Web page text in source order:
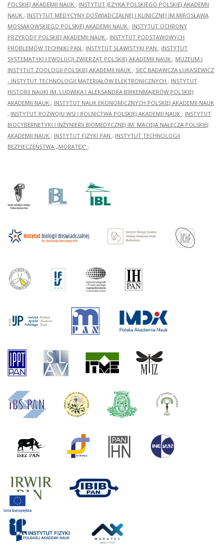
POLSKIEJ AKADEMII NAUK ; INSTYTUT JĘZYKA POLSKIEGO POLSKIEJ AKADEMII
NAUK ; INSTYTUT MEDYCYNY DOŚWIADCZALNEJ I KLINICZNEJ IM.MIROSŁAWA
MOSSAKOWSKIEGO POLSKIEJ AKADEMII NAUK ; INSTYTUT OCHRONY
PRZYRODY POLSKIEJ AKADEMII NAUK ; INSTYTUT PODSTAWOWYCH
PROBLEMÓW TECHNIKI PAN ; INSTYTUT SLAWISTYKI PAN ; INSTYTUT
SYSTEMATYKI I EWOLUCJI ZWIERZĄT POLSKIEJ AKADEMII NAUK ; MUZEUM I
INSTYTUT ZOOLOGII POLSKIEJ AKADEMII NAUK ; SIEĆ BADAWCZA ŁUKASIEWICZ
- INSTYTUT TECHNOLOGII MATERIAŁÓW ELEKTRONICZNYCH ; INSTYTUT
HISTORII NAUKI IM. LUDWIKA I ALEKSANDRA BIRKENMAJERÓW POLSKIEJ
AKADEMII NAUK ; INSTYTUT NAUK EKONOMICZNYCH POLSKIEJ AKADEMII NAUK
; INSTYTUT ROZWOJU WSI I ROLNICTWA POLSKIEJ AKADEMII NAUK ; INSTYTUT
BIOCYBERNETYKI I INŻYNIERII BIOMEDYCZNEJ IM. MACIEJA NAŁĘCZA POLSKIEJ
AKADEMII NAUK ; INSTYTUT FIZYKI PAN ; INSTYTUT TECHNOLOGII
BEZPIECZEŃSTWA „MORATEX” ;